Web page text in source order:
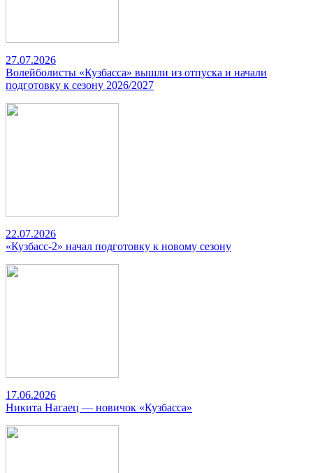
27.07.2026
Волейболисты «Кузбасса» вышли из отпуска и начали
подготовку к сезону 2026/2027
22.07.2026
«Кузбасс-2» начал подготовку к новому сезону
17.06.2026
Никита Нагаец — новичок «Кузбасса»